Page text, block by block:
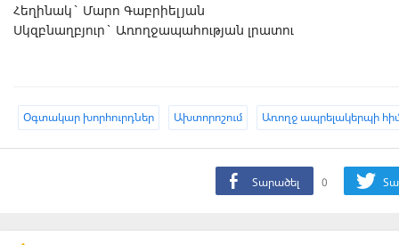
Հեղինակ` Մարո Գաբրիելյան
Սկզբնաղբյուր` Առողջապահության լրատու
Oգտակար խորհուրդներ Ախտորոշում Առողջ ապրելակերպի
Տարածել 0